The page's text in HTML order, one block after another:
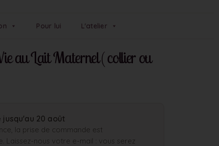
Pour lui L'atelier
au Lait Maternel ( collier ou
jusqu'au 20 août
la prise de commande est
Laissez-nous votre e-mail : vous serez